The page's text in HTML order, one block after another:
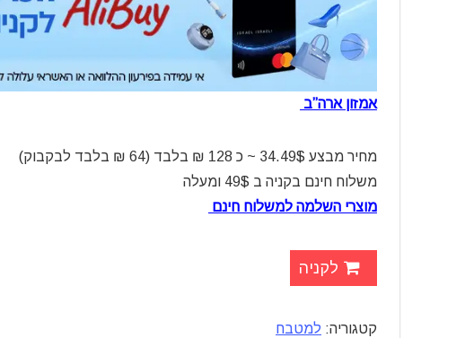
אמזון ארה”ב
מחיר מבצע 34.49$ ~ כ 128 ₪ בלבד (64 ₪ בלבד לבקבוק)
משלוח חינם בקניה ב 49$ ומעלה
מוצרי השלמה למשלוח חינם
לקניה
קטגוריה: למטבח